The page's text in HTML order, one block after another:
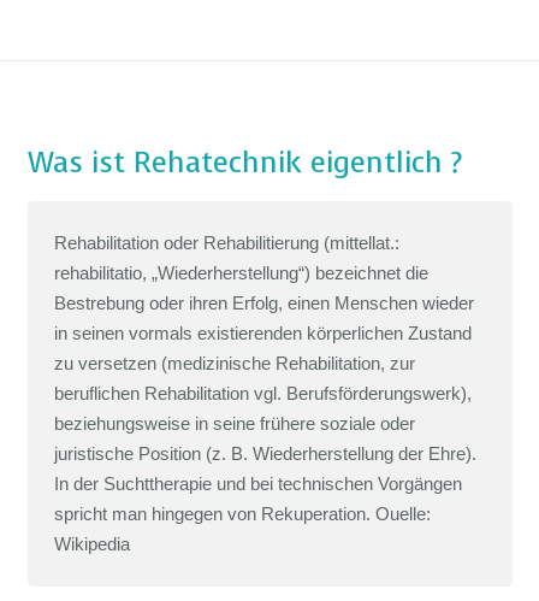
Polsterei
Produkte
Video
Kontakt
Was ist Rehatechnik eigentlich ?
Rehabilitation oder Rehabilitierung (mittellat.:
rehabilitatio, „Wiederherstellung“) bezeichnet die
Bestrebung oder ihren Erfolg, einen Menschen wieder
in seinen vormals existierenden körperlichen Zustand
zu versetzen (medizinische Rehabilitation, zur
beruflichen Rehabilitation vgl. Berufsförderungswerk),
beziehungsweise in seine frühere soziale oder
juristische Position (z. B. Wiederherstellung der Ehre).
In der Suchttherapie und bei technischen Vorgängen
spricht man hingegen von Rekuperation. Ouelle:
Wikipedia